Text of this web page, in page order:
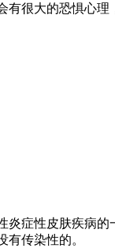
有很大的恐惧心
炎症性皮肤疾病
传染性的。